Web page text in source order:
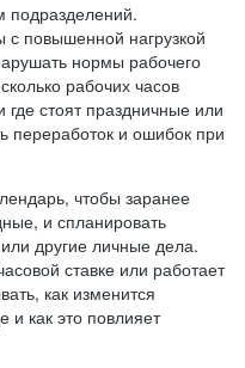
подразделений.
повышенной нагрузкой
нормы рабочего
рабочих часов
стоят праздничные или
и ошибок при
чтобы заранее
и спланировать
другие личные дела.
ставке или работает
как изменится
и как это повлияет